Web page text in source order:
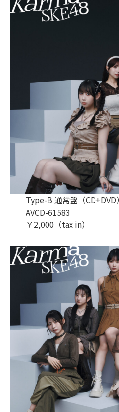
Type-B 通常盤（CD+DVD）
AVCD-61583
￥2,000（tax in）